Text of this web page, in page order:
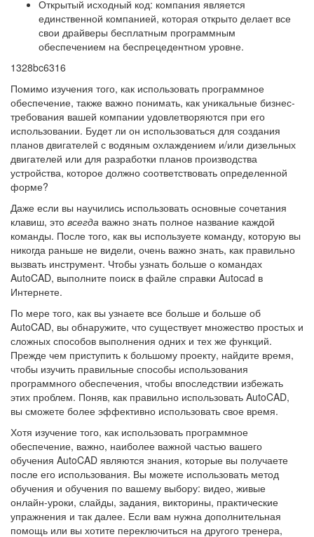
Открытый исходный код: компания является
единственной компанией, которая открыто делает все
свои драйверы бесплатным программным
обеспечением на беспрецедентном уровне.
1328bc6316
Помимо изучения того, как использовать программное
обеспечение, также важно понимать, как уникальные бизнес-
требования вашей компании удовлетворяются при его
использовании. Будет ли он использоваться для создания
планов двигателей с водяным охлаждением и/или дизельных
двигателей или для разработки планов производства
устройства, которое должно соответствовать определенной
форме?
Даже если вы научились использовать основные сочетания
клавиш, это всегда важно знать полное название каждой
команды. После того, как вы используете команду, которую вы
никогда раньше не видели, очень важно знать, как правильно
вызвать инструмент. Чтобы узнать больше о командах
AutoCAD, выполните поиск в файле справки Autocad в
Интернете.
По мере того, как вы узнаете все больше и больше об
AutoCAD, вы обнаружите, что существует множество простых и
сложных способов выполнения одних и тех же функций.
Прежде чем приступить к большому проекту, найдите время,
чтобы изучить правильные способы использования
программного обеспечения, чтобы впоследствии избежать
этих проблем. Поняв, как правильно использовать AutoCAD,
вы сможете более эффективно использовать свое время.
Хотя изучение того, как использовать программное
обеспечение, важно, наиболее важной частью вашего
обучения AutoCAD являются знания, которые вы получаете
после его использования. Вы можете использовать метод
обучения и обучения по вашему выбору: видео, живые
онлайн-уроки, слайды, задания, викторины, практические
упражнения и так далее. Если вам нужна дополнительная
помощь или вы хотите переключиться на другого тренера,